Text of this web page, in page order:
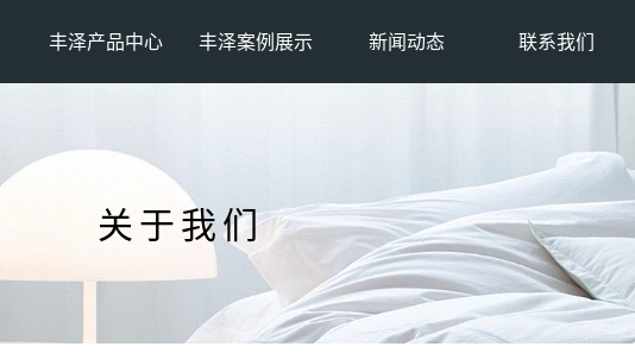
丰泽产品中心 丰泽案例展示 新闻动态 联系我们
关于我们